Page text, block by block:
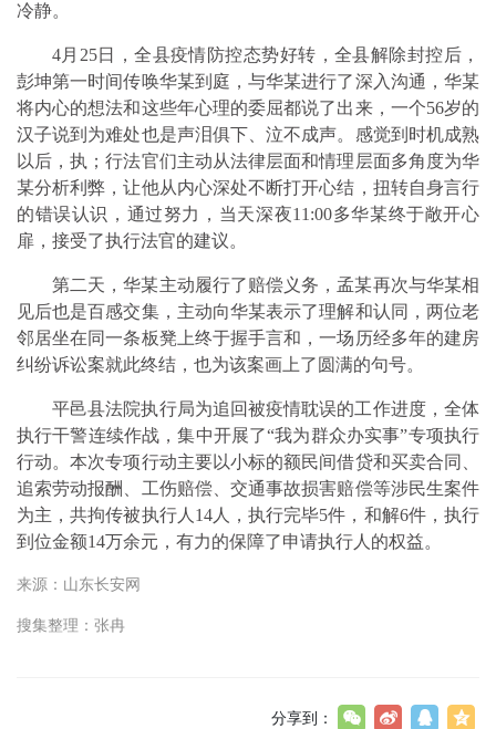
冷静。
4月25日，全县疫情防控态势好转，全县解除封控后，
彭坤第一时间传唤华某到庭，与华某进行了深入沟通，华某
将内心的想法和这些年心理的委屈都说了出来，一个56岁的
汉子说到为难处也是声泪俱下、泣不成声。感觉到时机成熟
以后，执；行法官们主动从法律层面和情理层面多角度为华
某分析利弊，让他从内心深处不断打开心结，扭转自身言行
的错误认识，通过努力，当天深夜11:00多华某终于敞开心
扉，接受了执行法官的建议。
第二天，华某主动履行了赔偿义务，孟某再次与华某相
见后也是百感交集，主动向华某表示了理解和认同，两位老
邻居坐在同一条板凳上终于握手言和，一场历经多年的建房
纠纷诉讼案就此终结，也为该案画上了圆满的句号。
平邑县法院执行局为追回被疫情耽误的工作进度，全体
执行干警连续作战，集中开展了“我为群众办实事”专项执行
行动。本次专项行动主要以小标的额民间借贷和买卖合同、
追索劳动报酬、工伤赔偿、交通事故损害赔偿等涉民生案件
为主，共拘传被执行人14人，执行完毕5件，和解6件，执行
到位金额14万余元，有力的保障了申请执行人的权益。
来源：山东长安网
搜集整理：张冉
分享到：